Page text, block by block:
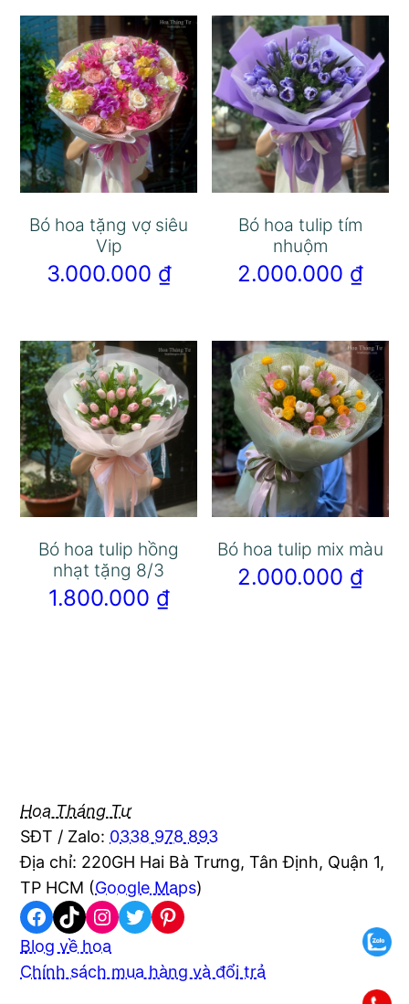
Bó hoa tặng vợ siêu
Vip
3.000.000 ₫
Bó hoa tulip tím
nhuộm
2.000.000 ₫
Bó hoa tulip hồng
nhạt tặng 8/3
1.800.000 ₫
Bó hoa tulip mix màu
2.000.000 ₫
Hoa Tháng Tư
SĐT / Zalo: 0338 978 893
Địa chỉ: 220GH Hai Bà Trưng, Tân Định, Quận 1,
TP HCM (Google Maps)
Facebook
TikTokInstagram
TwitterPinterest
Blog về hoa
Chính sách mua hàng và đổi trả